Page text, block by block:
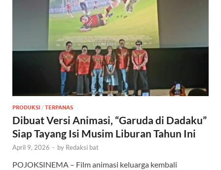
PRODUKSI / TERPANAS
Dibuat Versi Animasi, “Garuda di Dadaku”
Siap Tayang Isi Musim Liburan Tahun Ini
April 9, 2026 - by Redaksi bat
POJOKSINEMA – Film animasi keluarga kembali